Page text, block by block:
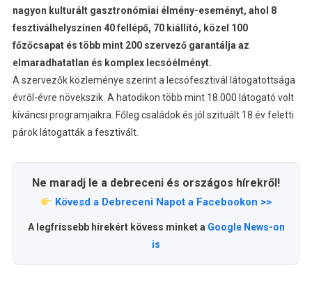
nagyon kulturált gasztronómiai élmény-eseményt, ahol 8
fesztiválhelyszínen 40 fellépő, 70 kiállító, közel 100
főzőcsapat és több mint 200 szervező garantálja az
elmaradhatatlan és komplex lecsóélményt.
A szervezők közleménye szerint a lecsófesztivál látogatottsága
évről-évre növekszik. A hatodikon több mint 18.000 látogató volt
kíváncsi programjaikra. Főleg családok és jól szituált 18 év feletti
párok látogatták a fesztivált.
Ne maradj le a debreceni és országos hírekről!
Kövesd a Debreceni Napot a Facebookon >>
A legfrissebb hírekért kövess minket a Google News-on
is